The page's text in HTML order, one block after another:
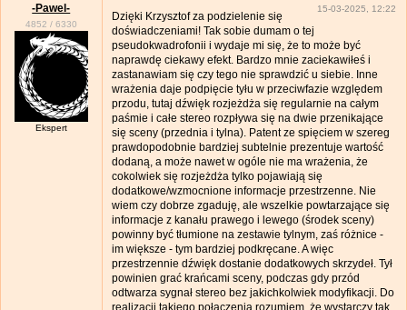
-Pawel-
4852 / 6330
Ekspert
15-03-2025, 12:22
Dzięki Krzysztof za podzielenie się
doświadczeniami! Tak sobie dumam o tej
pseudokwadrofonii i wydaje mi się, że to może być
naprawdę ciekawy efekt. Bardzo mnie zaciekawiłeś i
zastanawiam się czy tego nie sprawdzić u siebie. Inne
wrażenia daje podpięcie tyłu w przeciwfazie względem
przodu, tutaj dźwięk rozjeżdża się regularnie na całym
paśmie i całe stereo rozpływa się na dwie przenikające
się sceny (przednia i tylna). Patent ze spięciem w szereg
prawdopodobnie bardziej subtelnie prezentuje wartość
dodaną, a może nawet w ogóle nie ma wrażenia, że
cokolwiek się rozjeżdża tylko pojawiają się
dodatkowe/wzmocnione informacje przestrzenne. Nie
wiem czy dobrze zgaduję, ale wszelkie powtarzające się
informacje z kanału prawego i lewego (środek sceny)
powinny być tłumione na zestawie tylnym, zaś różnice -
im większe - tym bardziej podkręcane. A więc
przestrzennie dźwięk dostanie dodatkowych skrzydeł. Tył
powinien grać krańcami sceny, podczas gdy przód
odtwarza sygnał stereo bez jakichkolwiek modyfikacji. Do
realizacji takiego połączenia rozumiem, że wystarczy tak